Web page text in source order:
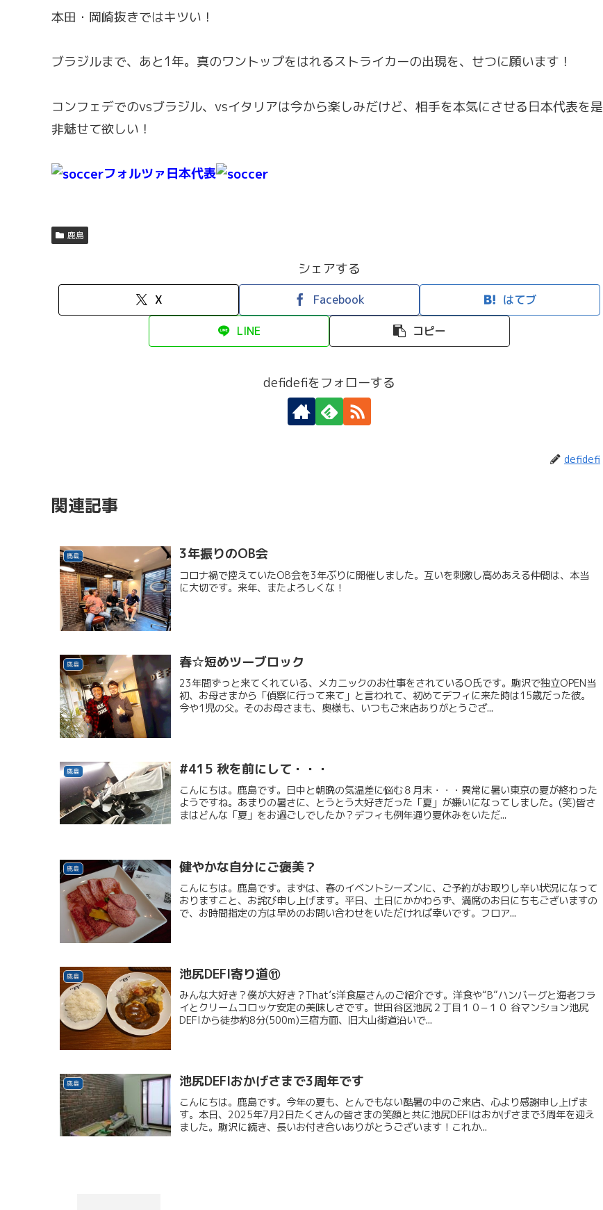
本田・岡崎抜きではキツい！
ブラジルまで、あと1年。真のワントップをはれるストライカーの出現を、せつに願います！
コンフェデでのvsブラジル、vsイタリアは今から楽しみだけど、相手を本気にさせる日本代表を是
非魅せて欲しい！
フォルツァ日本代表
鹿島
シェアする
X Facebook はてブ
LINE コピー
defidefiをフォローする
defidefi
関連記事
鹿島 3年振りのOB会
コロナ禍で控えていたOB会を3年ぶりに開催しました。互いを刺激し高めあえる仲間は、本当
に大切です。来年、またよろしくな！
鹿島 春☆短めツーブロック
23年間ずっと来てくれている、メカニックのお仕事をされているO氏です。駒沢で独立OPEN当
初、お母さまから「偵察に行って来て」と言われて、初めてデフィに来た時は15歳だった彼。
今や1児の父。そのお母さまも、奥様も、いつもご来店ありがとうござ...
鹿島 #415 秋を前にして・・・
こんにちは。鹿島です。日中と朝晩の気温差に悩む８月末・・・異常に暑い東京の夏が終わった
ようですね。あまりの暑さに、とうとう大好きだった「夏」が嫌いになってしました。(笑)皆さ
まはどんな「夏」をお過ごしでしたか？デフィも例年通り夏休みをいただ...
鹿島 健やかな自分にご褒美？
こんにちは。鹿島です。まずは、春のイベントシーズンに、ご予約がお取りし辛い状況になって
おりますこと、お詫び申し上げます。平日、土日にかかわらず、満席のお日にちもございますの
で、お時間指定の方は早めのお問い合わせをいただければ幸いです。フロア...
鹿島 池尻DEFI寄り道⑪
みんな大好き？僕が大好き？That’s洋食屋さんのご紹介です。洋食や“B”ハンバーグと海老フラ
イとクリームコロッケ安定の美味しさです。世田谷区池尻２丁目１０−１０ 谷マンション池尻
DEFIから徒歩約8分(500m)三宿方面、旧大山街道沿いで...
鹿島 池尻DEFIおかげさまで3周年です
こんにちは。鹿島です。今年の夏も、とんでもない酷暑の中のご来店、心より感謝申し上げま
す。本日、2025年7月2日たくさんの皆さまの笑顔と共に池尻DEFIはおかげさまで3周年を迎え
ました。駒沢に続き、長いお付き合いありがとうございます！これか...